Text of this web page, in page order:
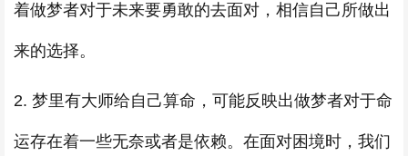
着做梦者对于未来要勇敢的去面对，相信自己所做出
来的选择。
2. 梦里有大师给自己算命，可能反映出做梦者对于命
运存在着一些无奈或者是依赖。在面对困境时，我们